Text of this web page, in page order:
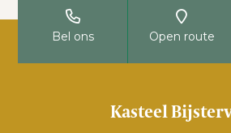
Bel ons Open route
Kasteel